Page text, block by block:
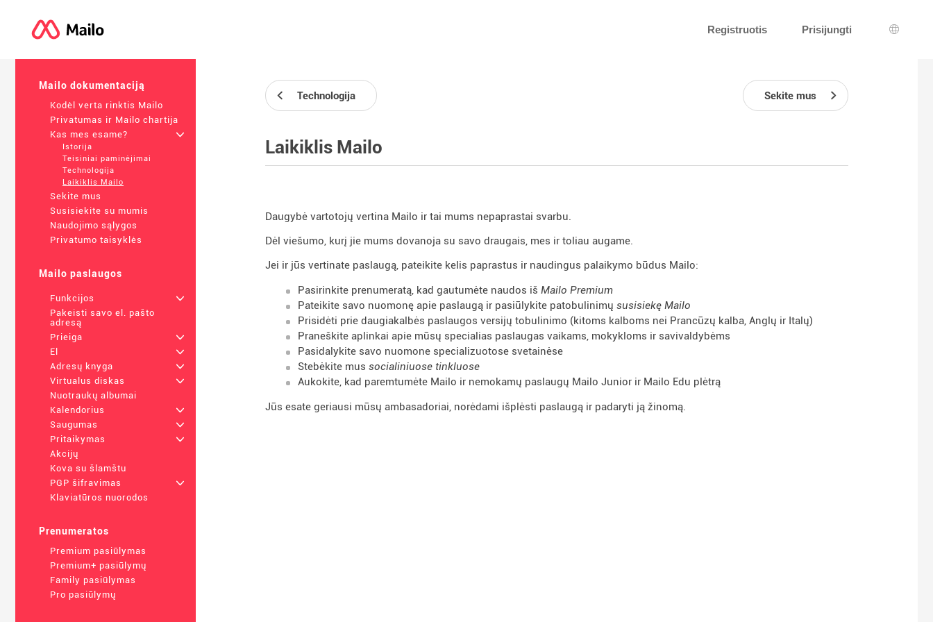
Registruotis Prisijungti
Kalbos
Mailo dokumentaciją
Kodėl verta rinktis Mailo
Privatumas ir Mailo chartija
Kas mes esame?
+
Istorija
Teisiniai paminėjimai
Technologija
Laikiklis Mailo
Sekite mus
Susisiekite su mumis
Naudojimo sąlygos
Privatumo taisyklės
Mailo paslaugos
Funkcijos
+
Pakeisti savo el. pašto
adresą
Prieiga
+
El
+
Adresų knyga
+
Virtualus diskas
+
Nuotraukų albumai
Kalendorius
+
Saugumas
+
Pritaikymas
+
Akcijų
Kova su šlamštu
PGP šifravimas
+
Klaviatūros nuorodos
Prenumeratos
Premium pasiūlymas
Premium+ pasiūlymų
Family pasiūlymas
Pro pasiūlymų
Technologija Sekite mus
Laikiklis Mailo
Daugybė vartotojų vertina Mailo ir tai mums nepaprastai svarbu.
Dėl viešumo, kurį jie mums dovanoja su savo draugais, mes ir toliau augame.
Jei ir jūs vertinate paslaugą, pateikite kelis paprastus ir naudingus palaikymo būdus Mailo:
Pasirinkite prenumeratą, kad gautumėte naudos iš Mailo Premium
Pateikite savo nuomonę apie paslaugą ir pasiūlykite patobulinimų susisiekę Mailo
Prisidėti prie daugiakalbės paslaugos versijų tobulinimo (kitoms kalboms nei Prancūzų kalba, Anglų ir Italų)
Praneškite aplinkai apie mūsų specialias paslaugas vaikams, mokykloms ir savivaldybėms
Pasidalykite savo nuomone specializuotose svetainėse
Stebėkite mus socialiniuose tinkluose
Aukokite, kad paremtumėte Mailo ir nemokamų paslaugų Mailo Junior ir Mailo Edu plėtrą
Jūs esate geriausi mūsų ambasadoriai, norėdami išplėsti paslaugą ir padaryti ją žinomą.